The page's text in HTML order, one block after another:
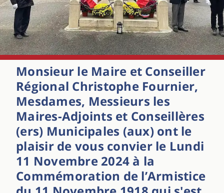
Monsieur le Maire et Conseiller
Régional Christophe Fournier,
Mesdames, Messieurs les
Maires-Adjoints et Conseillères
(ers) Municipales (aux) ont le
plaisir de vous convier le Lundi
11 Novembre 2024 à la
Commémoration de l’Armistice